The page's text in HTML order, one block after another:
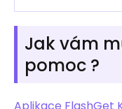
Jak vám
pomoc ?